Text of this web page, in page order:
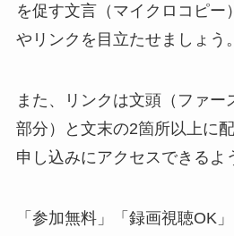
を促す文言（マイクロコピー
やリンクを目立たせましょう。
また、リンクは文頭（ファー
部分）と文末の2箇所以上に
申し込みにアクセスできるよ
「参加無料」「録画視聴OK